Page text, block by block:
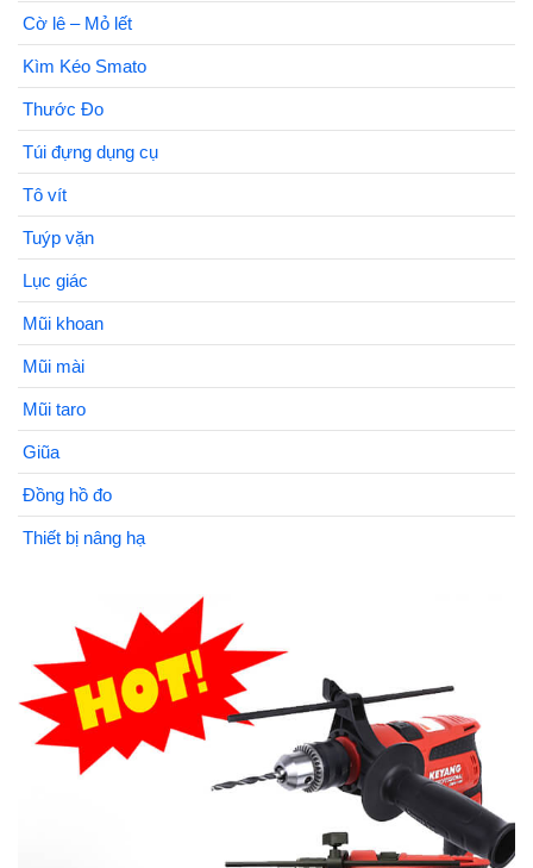
Cờ lê – Mỏ lết
Kìm Kéo Smato
Thước Đo
Túi đựng dụng cụ
Tô vít
Tuýp vặn
Lục giác
Mũi khoan
Mũi mài
Mũi taro
Giũa
Đồng hồ đo
Thiết bị nâng hạ